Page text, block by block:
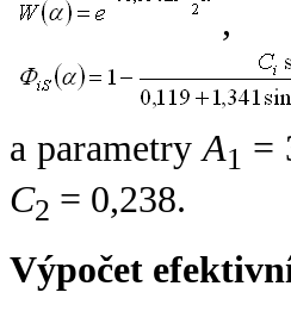
,
a parametryA1 =
C2 = 0,238.
Výpočet